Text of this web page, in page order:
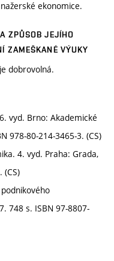
ekonomice.
ZPŮSOB JEJÍHO
ZAMEŠKANÉ VÝUKY
dobrovolná.
vyd. Brno: Akademické
978-80-214-3465-3. (CS)
4. vyd. Praha: Grada,
(CS)
podnikového
748 s. ISBN 97-8807-